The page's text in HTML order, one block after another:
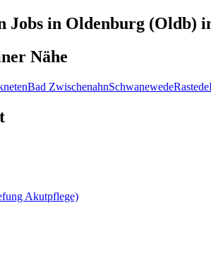
Jobs in Oldenburg (Oldb)
Nähe
Bad ZwischenahnSchwanewedeRastede
Akutpflege)